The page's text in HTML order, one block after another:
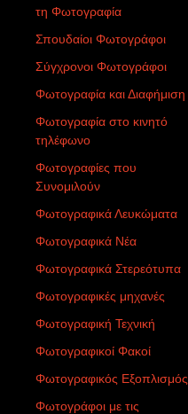
τη Φωτογραφία
Σπουδαίοι Φωτογράφοι
Σύγχρονοι Φωτογράφοι
Φωτογραφία και Διαφήμιση
Φωτογραφία στο κινητό
τηλέφωνο
Φωτογραφίες που
Συνομιλούν
Φωτογραφικά Λευκώματα
Φωτογραφικά Νέα
Φωτογραφικά Στερεότυπα
Φωτογραφικές μηχανές
Φωτογραφική Τεχνική
Φωτογραφικοί Φακοί
Φωτογραφικός Εξοπλισμός
Φωτογράφοι με τις